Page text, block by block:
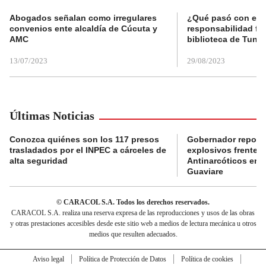
Abogados señalan como irregulares
convenios ente alcaldía de Cúcuta y
AMC
13/07/2023
¿Qué pasó con el
responsabilidad
biblioteca de
29/08/2023
Últimas Noticias
Conozca quiénes son los 117 presos
trasladados por el INPEC a cárceles de
alta seguridad
Gobernador
explosivos frente a
Antinarcóticos en
Guaviare
© CARACOL S.A. Todos los derechos reservados.
CARACOL S.A. realiza una reserva expresa de las reproducciones y usos de las obras
y otras prestaciones accesibles desde este sitio web a medios de lectura mecánica u otros
medios que resulten adecuados.
Aviso legal Política de Protección de Datos
Política de cookies